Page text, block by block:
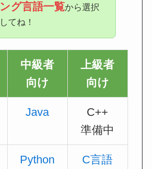
ング言語一覧から選択
してね！
中級者
向け
上級者
向け
Java
C++
準備中
Python C言語